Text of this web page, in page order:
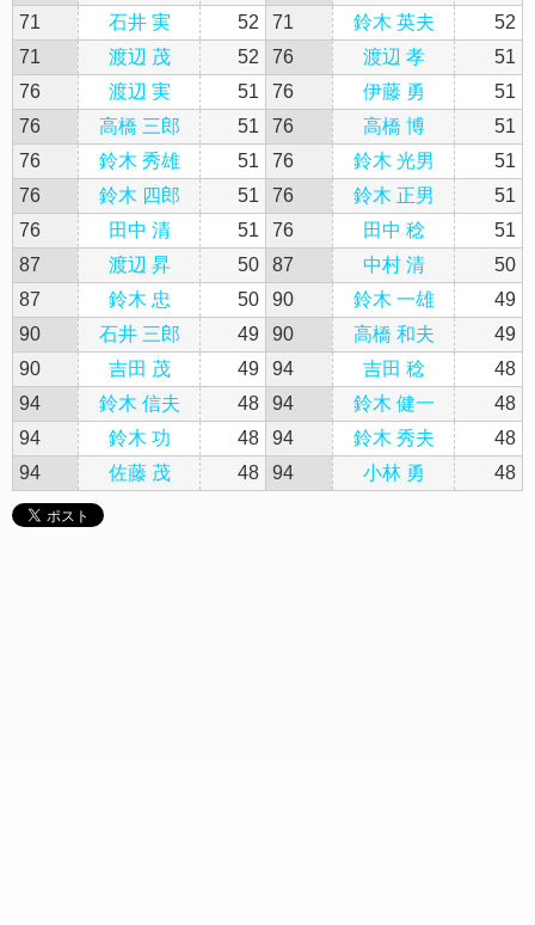
71 石井 実 52 71 鈴木 英夫
52
71
渡辺 茂 52 76 渡辺 孝
51
76
渡辺 実 51 76 伊藤 勇
51
76
高橋 三郎 51 76 高橋 博
51
76
鈴木 秀雄 51 76 鈴木 光男
51
76
鈴木 四郎 51 76 鈴木 正男
51
76
田中 清 51 76 田中 稔
51
87
渡辺 昇 50 87 中村 清
50
87
鈴木 忠 50 90 鈴木 一雄
49
90
石井 三郎 49 90 高橋 和夫
49
90
吉田 茂 49 94 吉田 稔
48
94
鈴木 信夫 48 94 鈴木 健一
48
94
鈴木 功 48 94 鈴木 秀夫
48
94
佐藤 茂 48 94 小林 勇 48